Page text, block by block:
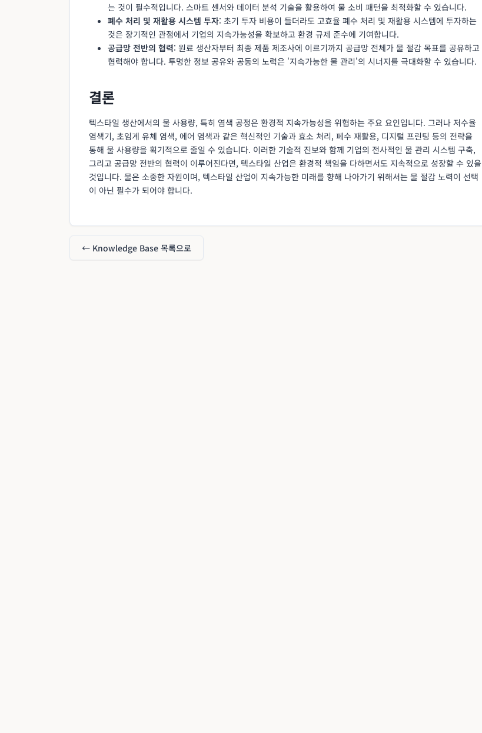
는 것이 필수적입니다. 스마트 센서와 데이터 분석 기술을 활용하여 물 소비 패턴을 최적화할 수 있습니다.
폐수 처리 및 재활용 시스템 투자: 초기 투자 비용이 들더라도 고효율 폐수 처리 및 재활용 시스템에 투자하는
것은 장기적인 관점에서 기업의 지속가능성을 확보하고 환경 규제 준수에 기여합니다.
공급망 전반의 협력: 원료 생산자부터 최종 제품 제조사에 이르기까지 공급망 전체가 물 절감 목표를 공유하고
협력해야 합니다. 투명한 정보 공유와 공동의 노력은 '지속가능한 물 관리'의 시너지를 극대화할 수 있습니다.
결론
텍스타일 생산에서의 물 사용량, 특히 염색 공정은 환경적 지속가능성을 위협하는 주요 요인입니다. 그러나 저수율
염색기, 초임계 유체 염색, 에어 염색과 같은 혁신적인 기술과 효소 처리, 폐수 재활용, 디지털 프린팅 등의 전략을
통해 물 사용량을 획기적으로 줄일 수 있습니다. 이러한 기술적 진보와 함께 기업의 전사적인 물 관리 시스템 구축,
그리고 공급망 전반의 협력이 이루어진다면, 텍스타일 산업은 환경적 책임을 다하면서도 지속적으로 성장할 수 있을
것입니다. 물은 소중한 자원이며, 텍스타일 산업이 지속가능한 미래를 향해 나아가기 위해서는 물 절감 노력이 선택
이 아닌 필수가 되어야 합니다.
← Knowledge Base 목록으로